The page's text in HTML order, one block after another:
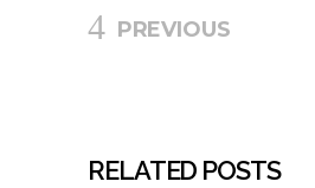
PREVIOUS
RELATED POSTS